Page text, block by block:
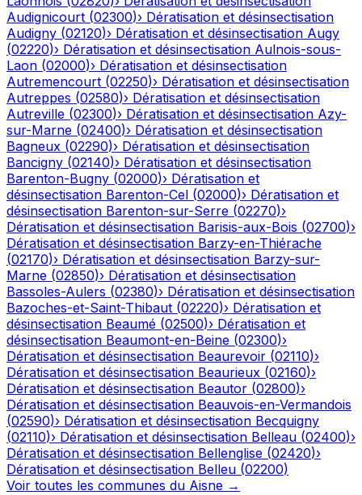
Audignicourt (02300)› Dératisation et désinsectisation
Audigny (02120)› Dératisation et désinsectisation Augy
(02220)› Dératisation et désinsectisation Aulnois-sous-
Laon (02000)› Dératisation et désinsectisation
Autremencourt (02250)› Dératisation et désinsectisation
Autreppes (02580)› Dératisation et désinsectisation
Autreville (02300)› Dératisation et désinsectisation Azy-
sur-Marne (02400)› Dératisation et désinsectisation
Bagneux (02290)› Dératisation et désinsectisation
Bancigny (02140)› Dératisation et désinsectisation
Barenton-Bugny (02000)› Dératisation et
désinsectisation Barenton-Cel (02000)› Dératisation et
désinsectisation Barenton-sur-Serre (02270)›
Dératisation et désinsectisation Barisis-aux-Bois (02700)›
Dératisation et désinsectisation Barzy-en-Thiérache
(02170)› Dératisation et désinsectisation Barzy-sur-
Marne (02850)› Dératisation et désinsectisation
Bassoles-Aulers (02380)› Dératisation et désinsectisation
Bazoches-et-Saint-Thibaut (02220)› Dératisation et
désinsectisation Beaumé (02500)› Dératisation et
désinsectisation Beaumont-en-Beine (02300)›
Dératisation et désinsectisation Beaurevoir (02110)›
Dératisation et désinsectisation Beaurieux (02160)›
Dératisation et désinsectisation Beautor (02800)›
Dératisation et désinsectisation Beauvois-en-Vermandois
(02590)› Dératisation et désinsectisation Becquigny
(02110)› Dératisation et désinsectisation Belleau (02400)›
Dératisation et désinsectisation Bellenglise (02420)›
Dératisation et désinsectisation Belleu (02200)
Voir toutes les communes du Aisne →